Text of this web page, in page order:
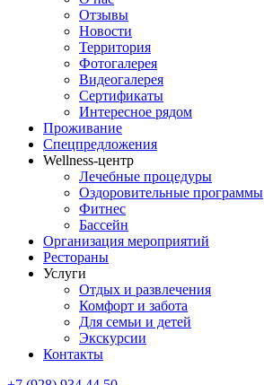
Отзывы
Новости
Территория
Фотогалерея
Видеогалерея
Сертификаты
Интересное рядом
Проживание
Спецпредложения
Wellness-центр
Лечебные процедуры
Оздоровительные программы
Фитнес
Бассейн
Организация мероприятий
Рестораны
Услуги
Отдых и развлечения
Комфорт и забота
Для семьи и детей
Экскурсии
Контакты